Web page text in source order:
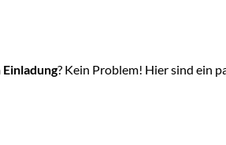
? Kein Problem! Hier sind ein